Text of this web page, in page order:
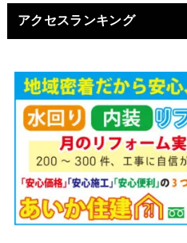
アクセスランキング